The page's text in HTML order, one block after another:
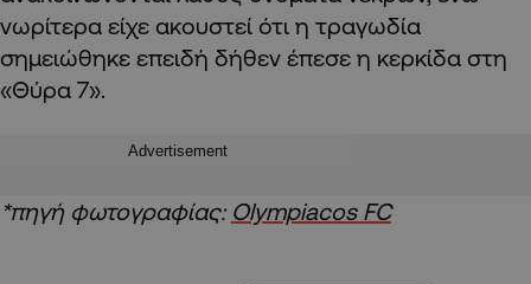
νωρίτερα είχε ακουστεί ότι η τραγωδία
σημειώθηκε επειδή δήθεν έπεσε η κερκίδα στη
«Θύρα 7».
Advertisement
*πηγή φωτογραφίας: Olympiacos FC